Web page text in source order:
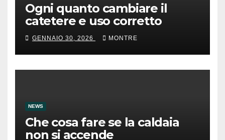
Ogni quanto cambiare il
catetere e uso corretto
GENNAIO 30, 2026 MONTRE
NEWS
Che cosa fare se la caldaia
non si accende